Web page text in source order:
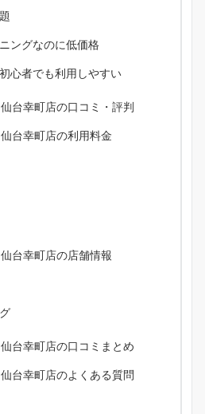
ングなのに低価格
心者でも利用しやすい
台幸町店の口コミ・評判
台幸町店の利用料金
台幸町店の店舗情報
台幸町店の口コミまとめ
台幸町店のよくある質問